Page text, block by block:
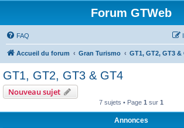
Forum GTWeb
FAQ
Accueil du forum Gran Turismo GT1, GT2, GT3 &
GT1, GT2, GT3 & GT4
Nouveau sujet
7 sujets • Page 1 sur 1
Annonces